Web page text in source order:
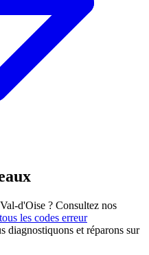
d'Oise ? Consultez nos
tous les codes erreur
diagnostiquons et réparons sur